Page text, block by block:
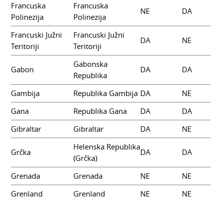
Francuska
Polinezija
Francuska
Polinezija
NE DA
Francuski Južni
Teritoriji
Francuski Južni
Teritoriji
DA NE
Gabon
Gabonska
Republika
DA DA
Gambija Republika Gambija DA
NE
Gana
Republika Gana DA
DA
Gibraltar
Gibraltar DA NE
Grčka
Helenska Republika
(Grčka)
DA DA
Grenada Grenada NE
NE
Grenland
Grenland NE NE